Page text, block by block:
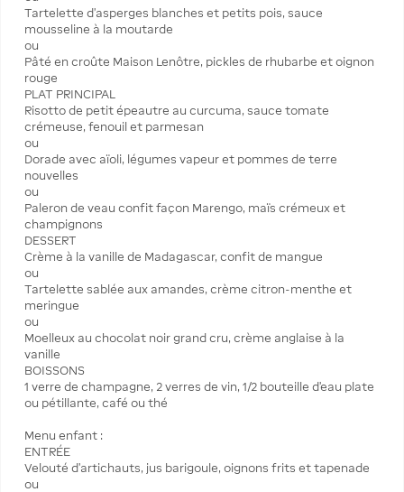
Tartelette d’asperges blanches et petits pois, sauce
mousseline à la moutarde
ou
Pâté en croûte Maison Lenôtre, pickles de rhubarbe et oignon
rouge
PLAT PRINCIPAL
Risotto de petit épeautre au curcuma, sauce tomate
crémeuse, fenouil et parmesan
ou
Dorade avec aïoli, légumes vapeur et pommes de terre
nouvelles
ou
Paleron de veau confit façon Marengo, maïs crémeux et
champignons
DESSERT
Crème à la vanille de Madagascar, confit de mangue
ou
Tartelette sablée aux amandes, crème citron-menthe et
meringue
ou
Moelleux au chocolat noir grand cru, crème anglaise à la
vanille
BOISSONS
1 verre de champagne, 2 verres de vin, 1/2 bouteille d’eau plate
ou pétillante, café ou thé
Menu enfant :
ENTRÉE
Velouté d’artichauts, jus barigoule, oignons frits et tapenade
ou